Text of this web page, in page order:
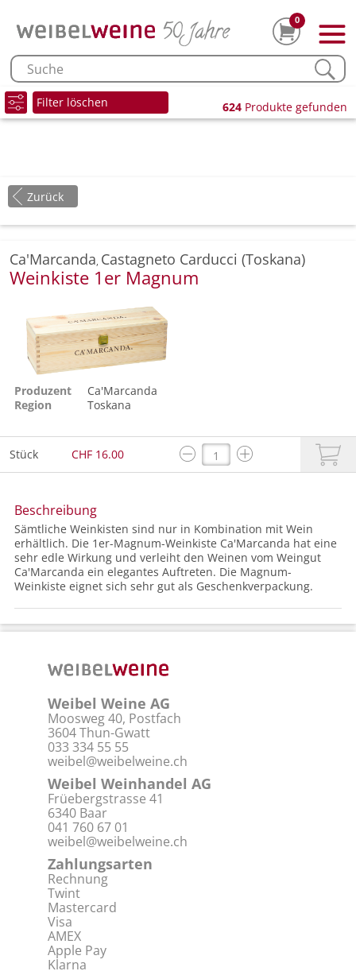
0
Filter löschen 624 Produkte gefunden
Zurück
Ca'Marcanda, Castagneto Carducci (Toskana)
Weinkiste 1er Magnum
Produzent
Ca'Marcanda
Region
Toskana
Stück CHF 16.00
Beschreibung
Sämtliche Weinkisten sind nur in Kombination mit Wein
erhältlich. Die 1er-Magnum-Weinkiste Ca'Marcanda hat eine
sehr edle Wirkung und verleiht den Weinen vom Weingut
Ca'Marcanda ein elegantes Auftreten. Die Magnum-
Weinkiste eignet sich sehr gut als Geschenkverpackung.
Weibel Weine AG
Moosweg 40, Postfach
3604 Thun-Gwatt
033 334 55 55
weibel@weibelweine.ch
Weibel Weinhandel AG
Früebergstrasse 41
6340 Baar
041 760 67 01
weibel@weibelweine.ch
Zahlungsarten
Rechnung
Twint
Mastercard
Visa
AMEX
Apple Pay
Klarna